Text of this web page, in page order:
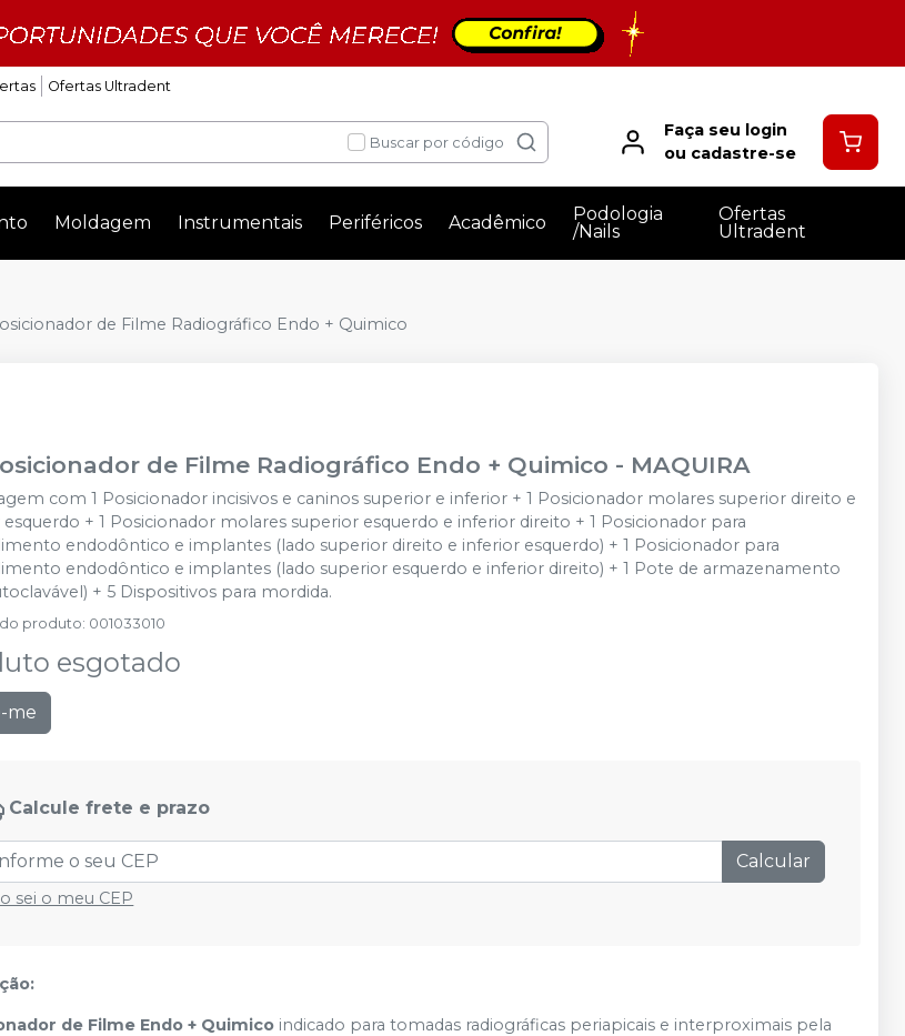
Ofertas Ultradent
Buscar por código
Faça seu login
ou cadastre-se
Moldagem Instrumentais Periféricos Acadêmico
Podologia
/Nails
Ofertas
Ultradent
de Filme Radiográfico Endo + Quimico
de Filme Radiográfico Endo + Quimico - MAQUIRA
com 1 Posicionador incisivos e caninos superior e inferior + 1 Posicionador molares superior direito e
+ 1 Posicionador molares superior esquerdo e inferior direito + 1 Posicionador para
endodôntico e implantes (lado superior direito e inferior esquerdo) + 1 Posicionador para
endodôntico e implantes (lado superior esquerdo e inferior direito) + 1 Pote de armazenamento
+ 5 Dispositivos para mordida.
produto: 001033010
esgotado
me
Calcule frete e prazo
Calcular
sei o meu CEP
de Filme Endo + Quimico indicado para tomadas radiográficas periapicais e interproximais pela